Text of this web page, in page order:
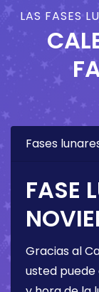
LAS FASES
Fases
FASE
Gracias al
usted